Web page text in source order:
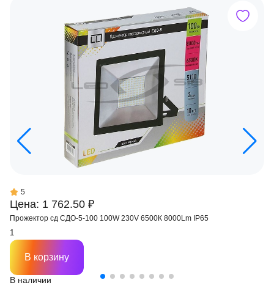
Цена: 1 762.50 ₽
5
Прожектор сд СДО-5-100 100W 230V 6500К 8000Lm IP65
В наличии
В корзину